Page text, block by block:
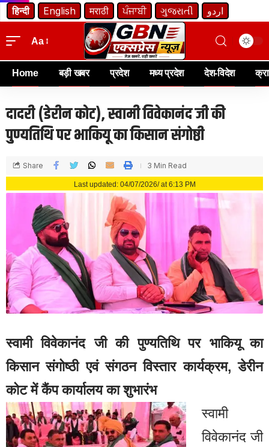
हिन्दी English मराठी ਪੰਜਾਬੀ ગુજરાતી اردو
Aa
Home बड़ी खबर प्रदेश मध्य प्रदेश देश-विदेश
दादरी (डेरीन कोट), स्वामी विवेकानंद जी की
पुण्यतिथि पर भाकियू का किसान संगोष्ठी
Last updated: 04/07/2026/ at 6:13 PM
Share 3 Min Read
स्वामी विवेकानंद जी की पुण्यतिथि पर भाकियू का
किसान संगोष्ठी एवं संगठन विस्तार कार्यक्रम, डेरीन
कोट में कैंप कार्यालय का शुभारंभ
स्वामी
विवेकानंद जी